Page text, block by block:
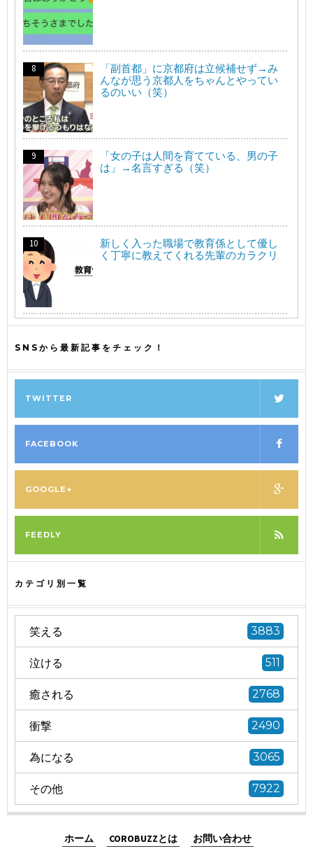
「副首都」に京都府は立候補せず→み
んなが思う京都人をちゃんとやってい
るのいい（笑）
「女の子は人間を育てている、男の子
は」→名言すぎる（笑）
新しく入った職場で教育係として優し
く丁寧に教えてくれる先輩のカラクリ
SNSから最新記事をチェック！
TWITTER
FACEBOOK
GOOGLE+
FEEDLY
カテゴリ別一覧
笑える 3883
泣ける 511
癒される 2768
衝撃 2490
為になる 3065
その他 7922
ホーム COROBUZZとは お問い合わせ